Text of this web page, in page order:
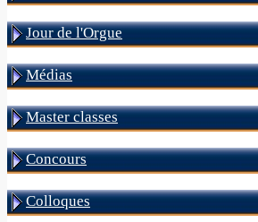
Jour de l'Orgue
Médias
Master classes
Concours
Colloques